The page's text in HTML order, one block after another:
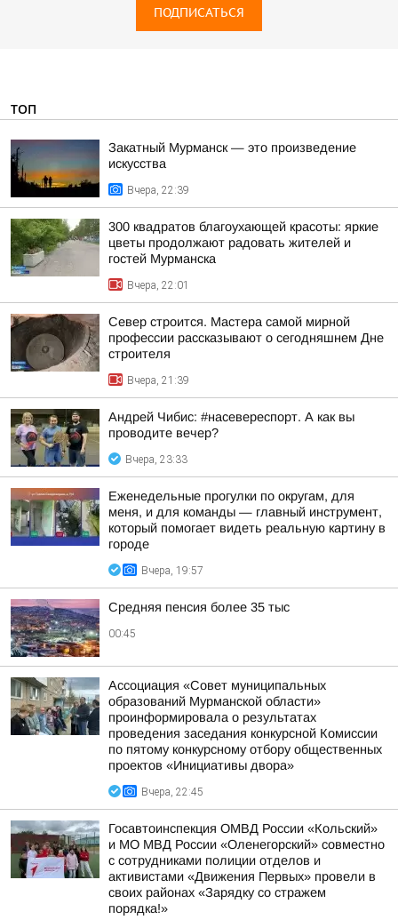
ПОДПИСАТЬСЯ
ТОП
Закатный Мурманск — это произведение
искусства
Вчера, 22:39
300 квадратов благоухающей красоты: яркие
цветы продолжают радовать жителей и
гостей Мурманска
Вчера, 22:01
Север строится. Мастера самой мирной
профессии рассказывают о сегодняшнем Дне
строителя
Вчера, 21:39
Андрей Чибис: #насевереспорт. А как вы
проводите вечер?
Вчера, 23:33
Еженедельные прогулки по округам, для
меня, и для команды — главный инструмент,
который помогает видеть реальную картину в
городе
Вчера, 19:57
Средняя пенсия более 35 тыс
00:45
Ассоциация «Совет муниципальных
образований Мурманской области»
проинформировала о результатах
проведения заседания конкурсной Комиссии
по пятому конкурсному отбору общественных
проектов «Инициативы двора»
Вчера, 22:45
Госавтоинспекция ОМВД России «Кольский»
и МО МВД России «Оленегорский» совместно
с сотрудниками полиции отделов и
активистами «Движения Первых» провели в
своих районах «Зарядку со стражем
порядка!»